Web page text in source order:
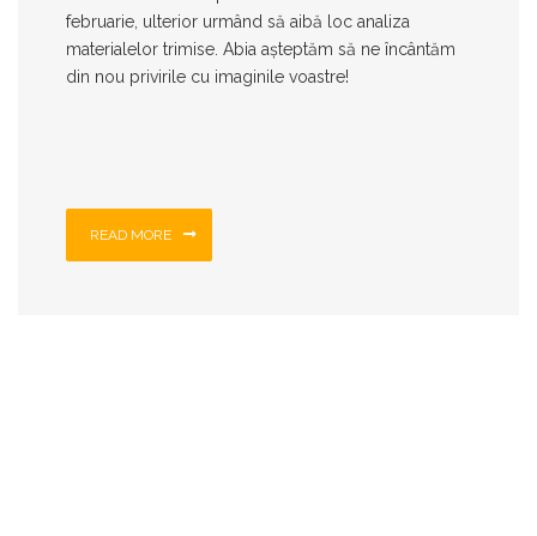
februarie, ulterior urmând să aibă loc analiza
materialelor trimise. Abia așteptăm să ne încântăm
din nou privirile cu imaginile voastre!
READ MORE